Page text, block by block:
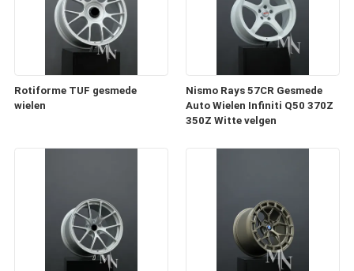
Rotiforme TUF gesmede
wielen
Nismo Rays 57CR Gesmede
Auto Wielen Infiniti Q50 370Z
350Z Witte velgen